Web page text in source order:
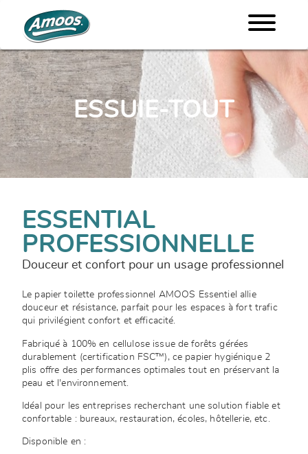
ESSUIE-TOUT
ESSENTIAL
PROFESSIONNELLE
Douceur et confort pour un usage professionnel
Le papier toilette professionnel AMOOS Essentiel allie
douceur et résistance, parfait pour les espaces à fort trafic
qui privilégient confort et efficacité.
Fabriqué à 100% en cellulose issue de forêts gérées
durablement (certification FSC™), ce papier hygiénique 2
plis offre des performances optimales tout en préservant la
peau et l'environnement.
Idéal pour les entreprises recherchant une solution fiable et
confortable : bureaux, restauration, écoles, hôtellerie, etc.
Disponible en :